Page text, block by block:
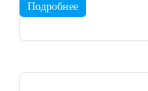
Подробнее